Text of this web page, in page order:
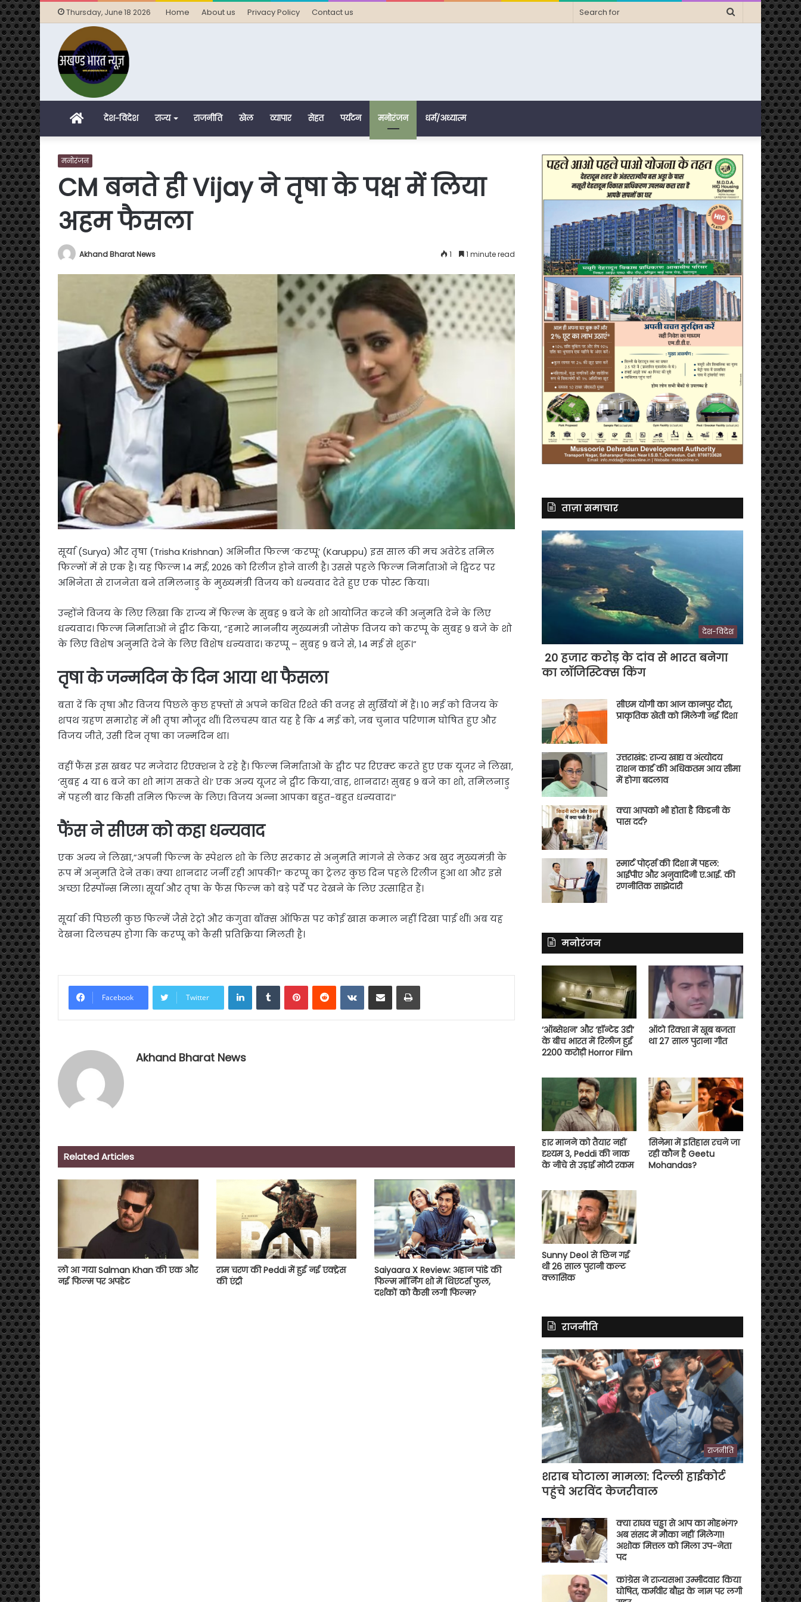
Thursday, June 18 2026 Home About us Privacy Policy Contact us
Search
Homeदेश-विदेश राज्य राजनीति खेल व्यापार सेहत पर्यटन मनोरंजन धर्म/अध्यात्म
मनोरंजन
CM बनते ही Vijay ने तृषा के पक्ष में लिया
अहम फैसला
Akhand Bharat News 1 1 minute read
सूर्या (Surya) और तृषा (Trisha Krishnan) अभिनीत फिल्म ‘करप्पू’ (Karuppu) इस साल की मच अवेटेड तमिल
फिल्मों में से एक है। यह फिल्म 14 मई, 2026 को रिलीज होने वाली है। उससे पहले फिल्म निर्माताओं ने ट्विटर पर
अभिनेता से राजनेता बने तमिलनाडु के मुख्यमंत्री विजय को धन्यवाद देते हुए एक पोस्ट किया।
उन्होंने विजय के लिए लिखा कि राज्य में फिल्म के सुबह 9 बजे के शो आयोजित करने की अनुमति देने के लिए
धन्यवाद। फिल्म निर्माताओं ने ट्वीट किया, “हमारे माननीय मुख्यमंत्री जोसेफ विजय को करप्पू के सुबह 9 बजे के शो
के लिए विशेष अनुमति देने के लिए विशेष धन्यवाद। करप्पू – सुबह 9 बजे से, 14 मई से शुरू।”
तृषा के जन्मदिन के दिन आया था फैसला
बता दें कि तृषा और विजय पिछले कुछ हफ्तों से अपने कथित रिश्ते की वजह से सुर्खियों में हैं। 10 मई को विजय के
शपथ ग्रहण समारोह में भी तृषा मौजूद थीं। दिलचस्प बात यह है कि 4 मई को, जब चुनाव परिणाम घोषित हुए और
विजय जीते, उसी दिन तृषा का जन्मदिन था।
वहीं फैंस इस खबर पर मजेदार रिएक्शन दे रहे हैं। फिल्म निर्माताओं के ट्वीट पर रिएक्ट करते हुए एक यूजर ने लिखा,
‘सुबह 4 या 6 बजे का शो मांग सकते थे।’ एक अन्य यूजर ने ट्वीट किया,’वाह, शानदार! सुबह 9 बजे का शो, तमिलनाडु
में पहली बार किसी तमिल फिल्म के लिए। विजय अन्ना आपका बहुत-बहुत धन्यवाद।”
फैंस ने सीएम को कहा धन्यवाद
एक अन्य ने लिखा,”अपनी फिल्म के स्पेशल शो के लिए सरकार से अनुमति मांगने से लेकर अब खुद मुख्यमंत्री के
रूप में अनुमति देने तक। क्या शानदार जर्नी रही आपकी!” करप्पू का ट्रेलर कुछ दिन पहले रिलीज हुआ था और इसे
अच्छा रिस्पॉन्स मिला। सूर्या और तृषा के फैंस फिल्म को बड़े पर्दे पर देखने के लिए उत्साहित हैं।
सूर्या की पिछली कुछ फिल्में जैसे रेट्रो और कंगुवा बॉक्स ऑफिस पर कोई खास कमाल नहीं दिखा पाई थीं। अब यह
देखना दिलचस्प होगा कि करप्पू को कैसी प्रतिक्रिया मिलती है।
Facebook Twitter
LinkedInTumblrPinterestReddit VKontakte
Share via Email Print
Akhand Bharat News
Related Articles
लो आ गया Salman Khan की एक और
नई फिल्म पर अपडेट
राम चरण की Peddi में हुई नई एक्ट्रेस
की एंट्री
Saiyaara X Review: अहान पांडे की
फिल्म मॉर्निंग शो में थिएटर्स फुल,
दर्शकों को कैसी लगी फिल्म?
ताज़ा समाचार
देश-विदेश
20 हजार करोड़ के दांव से भारत बनेगा
का लॉजिस्टिक्स किंग
सीएम योगी का आज कानपुर दौरा,
प्राकृतिक खेती को मिलेगी नई दिशा
उत्तराखंड: राज्य खाद्य व अंत्योदय
राशन कार्ड की अधिकतम आय सीमा
में होगा बदलाव
क्या आपको भी होता है किडनी के
पास दर्द?
स्मार्ट पोर्ट्स की दिशा में पहल:
आईपीए और अनुवादिनी ए.आई. की
रणनीतिक साझेदारी
मनोरंजन
‘ऑब्सेशन’ और ‘हॉन्टेड 3डी’
के बीच भारत में रिलीज हुई
2200 करोड़ी Horror Film
ऑटो रिक्शा में खूब बजता
था 27 साल पुराना गीत
हार मानने को तैयार नहीं
दृश्यम 3, Peddi की नाक
के नीचे से उड़ाई मोटी रकम
सिनेमा में इतिहास रचने जा
रही कौन है Geetu
Mohandas?
Sunny Deol से छिन गई
थी 26 साल पुरानी कल्ट
क्लासिक
राजनीति
राजनीति
शराब घोटाला मामला: दिल्ली हाईकोर्ट
पहुंचे अरविंद केजरीवाल
क्या राघव चड्ढा से आप का मोहभंग?
अब संसद में मौका नहीं मिलेगा!
अशोक मित्तल को मिला उप-नेता
पद
कांग्रेस ने राज्यसभा उम्मीदवार किया
घोषित, कर्मवीर बौद्ध के नाम पर लगी